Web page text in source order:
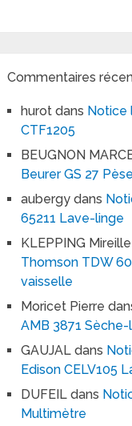
Commentaires
hurot dans Notice
CTF1205
BEUGNON
Beurer GS 27
aubergy dans
65211 Lave-linge
KLEPPING Mireille
Thomson TDW
vaisselle
Moricet Pierre
AMB 3871 Sèche-
GAUJAL dans
Edison CELV105
DUFEIL dans
Multimètre